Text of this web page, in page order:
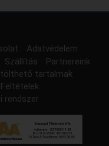
Adatvédelem
Szállítás
Partnereink
tartalmak
rendszer